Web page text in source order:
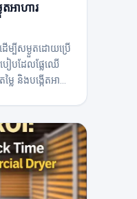
អាហារ
ម្បីសម្ងួតដោយប្រើ
ៀបដែលផ្លែឈើ
ៃ និងបង្កើតអាជីវ